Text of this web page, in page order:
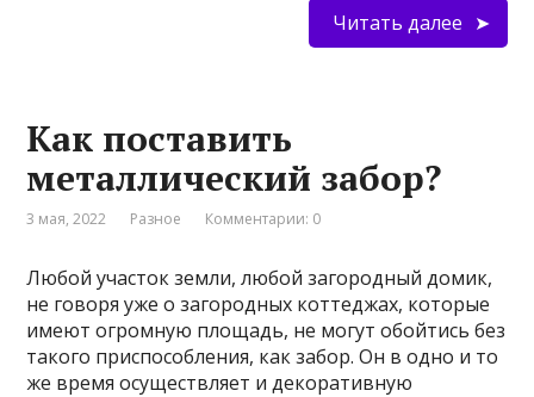
Читать далее
Как поставить
металлический забор?
3 мая, 2022 Разное Комментарии: 0
Любой участок земли, любой загородный домик,
не говоря уже о загородных коттеджах, которые
имеют огромную площадь, не могут обойтись без
такого приспособления, как забор. Он в одно и то
же время осуществляет и декоративную